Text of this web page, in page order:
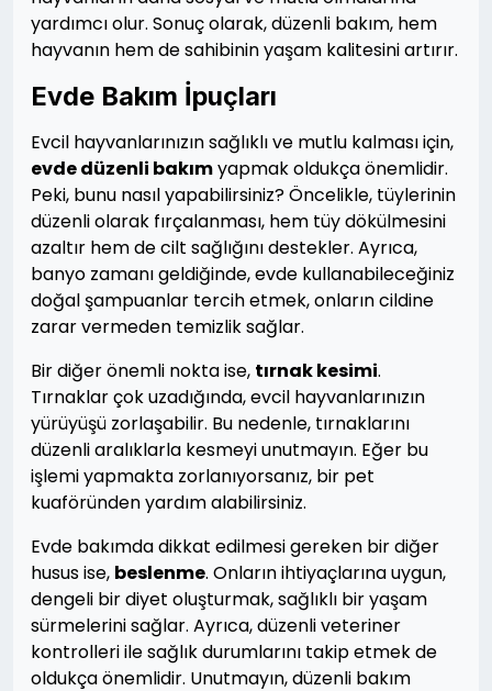
yardımcı olur. Sonuç olarak, düzenli bakım, hem
hayvanın hem de sahibinin yaşam kalitesini artırır.
Evde Bakım İpuçları
Evcil hayvanlarınızın sağlıklı ve mutlu kalması için,
evde düzenli bakımyapmak oldukça önemlidir.
Peki, bunu nasıl yapabilirsiniz? Öncelikle, tüylerinin
düzenli olarak fırçalanması, hem tüy dökülmesini
azaltır hem de cilt sağlığını destekler. Ayrıca,
banyo zamanı geldiğinde, evde kullanabileceğiniz
doğal şampuanlar tercih etmek, onların cildine
zarar vermeden temizlik sağlar.
Bir diğer önemli nokta ise, tırnak kesimi.
Tırnaklar çok uzadığında, evcil hayvanlarınızın
yürüyüşü zorlaşabilir. Bu nedenle, tırnaklarını
düzenli aralıklarla kesmeyi unutmayın. Eğer bu
işlemi yapmakta zorlanıyorsanız, bir pet
kuaföründen yardım alabilirsiniz.
Evde bakımda dikkat edilmesi gereken bir diğer
husus ise, beslenme. Onların ihtiyaçlarına uygun,
dengeli bir diyet oluşturmak, sağlıklı bir yaşam
sürmelerini sağlar. Ayrıca, düzenli veteriner
kontrolleri ile sağlık durumlarını takip etmek de
oldukça önemlidir. Unutmayın, düzenli bakım